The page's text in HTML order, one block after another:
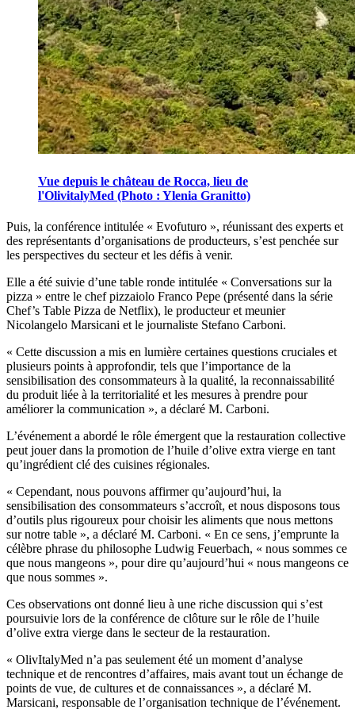
Vue depuis le château de Rocca, lieu de
l'OlivitalyMed (Photo : Ylenia Granitto)
Puis, la conférence intitulée « Evofuturo », réunissant des experts et
des représentants d’organisations de producteurs, s’est penchée sur
les perspectives du secteur et les défis à venir.
Elle a été suivie d’une table ronde intitulée « Conversations sur la
pizza » entre le chef pizzaiolo Franco Pepe (présenté dans la série
Chef’s Table Pizza de Netflix), le producteur et meunier
Nicolangelo Marsicani et le journaliste Stefano Carboni.
« Cette discussion a mis en lumière certaines questions cruciales et
plusieurs points à approfondir, tels que l’importance de la
sensibilisation des consommateurs à la qualité, la reconnaissabilité
du produit liée à la territorialité et les mesures à prendre pour
améliorer la communication », a déclaré M. Carboni.
L’événement a abordé le rôle émergent que la restauration collective
peut jouer dans la promotion de l’huile d’olive extra vierge en tant
qu’ingrédient clé des cuisines régionales.
« Cependant, nous pouvons affirmer qu’aujourd’hui, la
sensibilisation des consommateurs s’accroît, et nous disposons tous
d’outils plus rigoureux pour choisir les aliments que nous mettons
sur notre table », a déclaré M. Carboni. « En ce sens, j’emprunte la
célèbre phrase du philosophe Ludwig Feuerbach, « nous sommes ce
que nous mangeons », pour dire qu’aujourd’hui « nous mangeons ce
que nous sommes ».
Ces observations ont donné lieu à une riche discussion qui s’est
poursuivie lors de la conférence de clôture sur le rôle de l’huile
d’olive extra vierge dans le secteur de la restauration.
« OlivItalyMed n’a pas seulement été un moment d’analyse
technique et de rencontres d’affaires, mais avant tout un échange de
points de vue, de cultures et de connaissances », a déclaré M.
Marsicani, responsable de l’organisation technique de l’événement.